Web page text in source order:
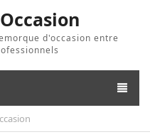
d'occasion entre